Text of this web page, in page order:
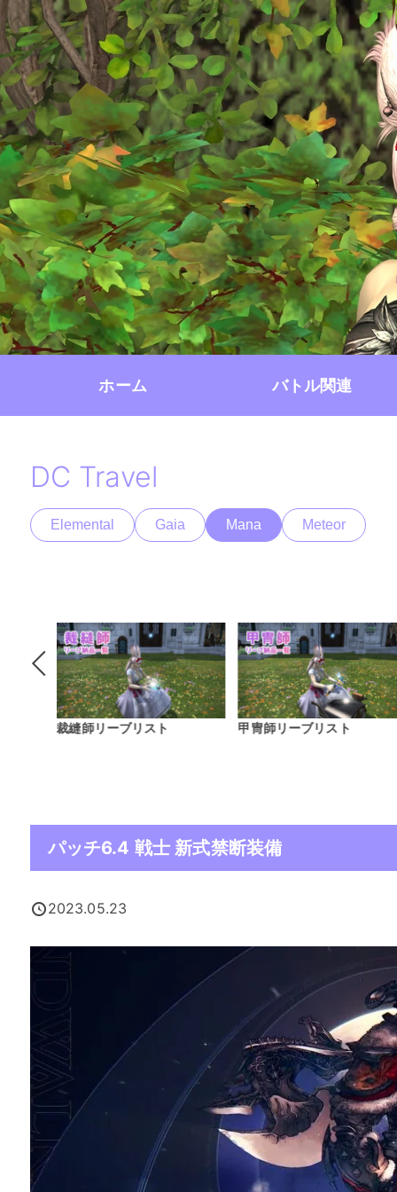
ホーム バトル関連
DC Travel
Elemental Gaia Mana Meteor
甲冑師リーブリスト
Patch7.4～7.5 コスモエク
パッチ6.4 戦士 新式禁断装備
2023.05.23